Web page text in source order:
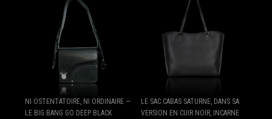
NI OSTENTATOIRE, NI ORDINAIRE —
LE BIG BANG GO DEEP BLACK
LE SAC CABAS SATURNE, DANS SA
VERSION EN CUIR NOIR, INCARNE